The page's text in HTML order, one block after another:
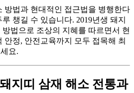
방법과 현대적인 접근법을 병행한다
챙길 수 있습니다. 2019년생 돼지
법으로 조상의 지혜를 따르면서 현
안정, 안전교육까지 모두 접목해 최
요.
지띠 삼재 해소 전통과